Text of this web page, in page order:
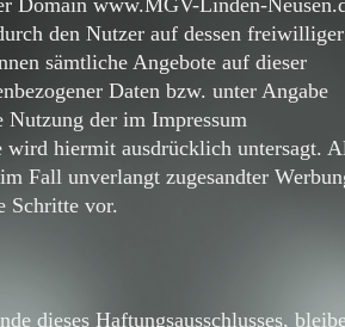
Domain www.MGV-Linden-
den Nutzer auf dessen freiwilliger
sämtliche Angebote auf dieser
Daten bzw. unter Angabe
Nutzung der im Impressum
hiermit ausdrücklich untersagt.
Fall unverlangt zugesandter
Schritte vor.
dieses Haftungsausschlusses,